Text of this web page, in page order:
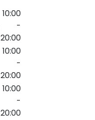
10:00
-
20:00
10:00
-
20:00
10:00
-
20:00